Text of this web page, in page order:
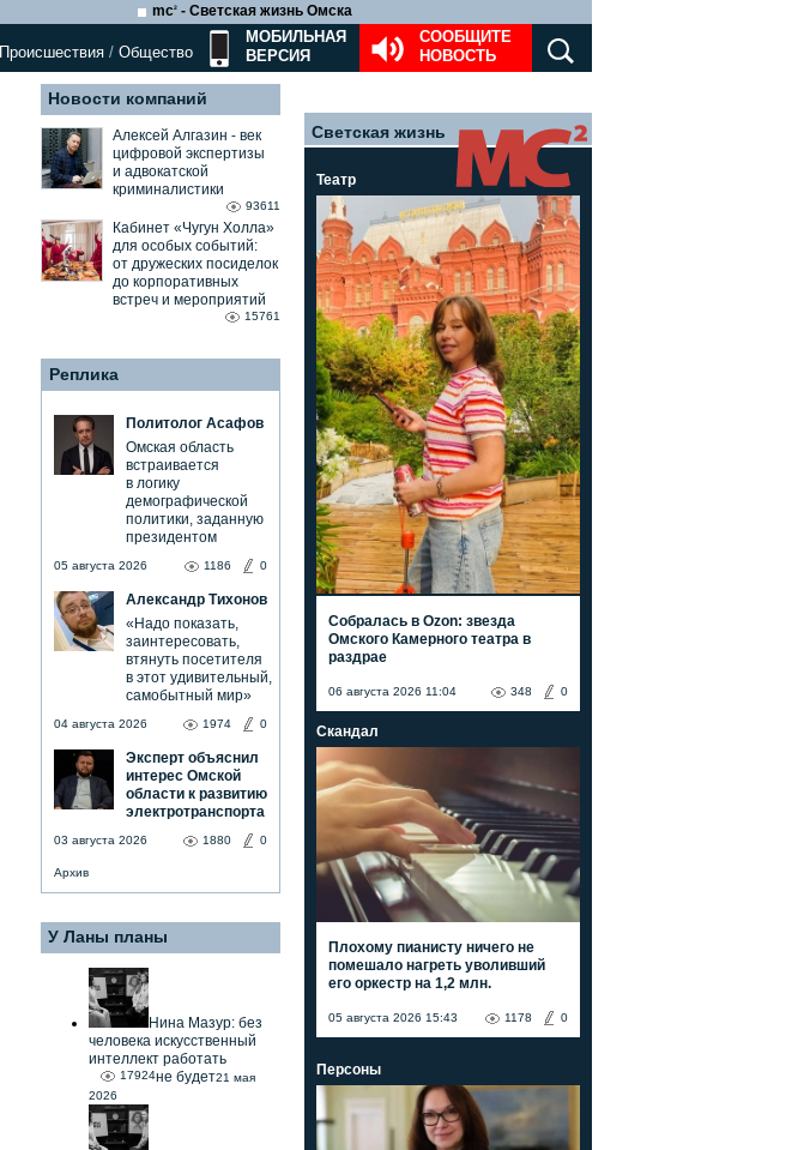
mc2 - Светская жизнь Омска
Происшествия / Общество
СООБЩИТЕ
НОВОСТЬ
МОБИЛЬНАЯ
ВЕРСИЯ
Новости компаний
Алексей Алгазин ⁃ век
цифровой экспертизы
и адвокатской
криминалистики
93611
Кабинет «Чугун Холла»
для особых событий:
от дружеских посиделок
до корпоративных
встреч и мероприятий
15761
Реплика
Политолог Асафов
Омская область
встраивается
в логику
демографической
политики, заданную
президентом
1186 0
05 августа 2026
Александр Тихонов
«Надо показать,
заинтересовать,
втянуть посетителя
в этот удивительный,
самобытный мир»
1974 0
04 августа 2026
Эксперт объяснил
интерес Омской
области к развитию
электротранспорта
1880 0
03 августа 2026
Архив
У Ланы планы
Нина Мазур: без
человека искусственный
интеллект работать
не будет
17924
21 мая
2026
Светская жизнь
Театр
Собралась в Ozon: звезда
Омского Камерного театра в
раздрае
06 августа 2026 11:04 0
348
Скандал
Плохому пианисту ничего не
помешало нагреть уволивший
его оркестр на 1,2 млн.
05 августа 2026 15:43 0
1178
Персоны